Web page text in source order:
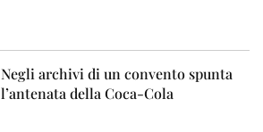
Negli archivi di un convento spunta
l’antenata della Coca-Cola